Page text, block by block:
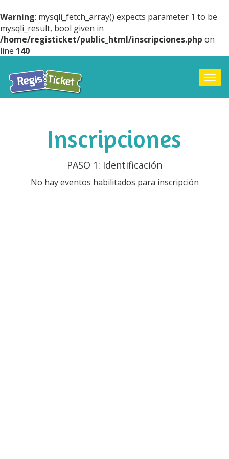
Warning: mysqli_fetch_array() expects parameter 1 to be
mysqli_result, bool given in
/home/registicket/public_html/inscripciones.php on
line 140
Inscripciones
PASO 1: Identificación
No hay eventos habilitados para inscripción